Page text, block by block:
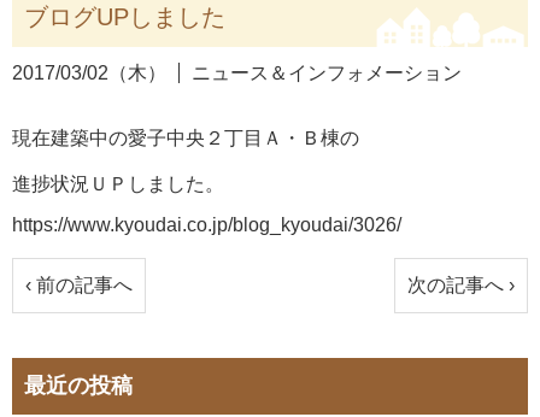
ブログUPしました
2017/03/02（木） ニュース＆インフォメーション
現在建築中の愛子中央２丁目Ａ・Ｂ棟の
進捗状況ＵＰしました。
https://www.kyoudai.co.jp/blog_kyoudai/3026/
‹ 前の記事へ 次の記事へ ›
最近の投稿